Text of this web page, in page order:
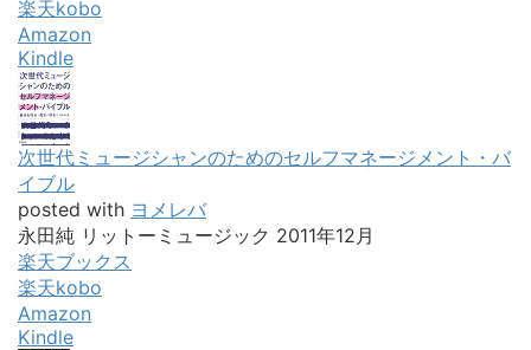
楽天kobo
Amazon
Kindle
次世代ミュージシャンのためのセルフマネージメント・バ
イブル
posted with ヨメレバ
永田純 リットーミュージック 2011年12月
楽天ブックス
楽天kobo
Amazon
Kindle